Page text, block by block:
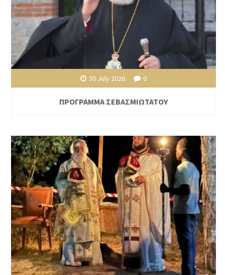
30 July 2026 0
ΠΡΟΓΡΑΜΜΑ ΣΕΒΑΣΜΙΩΤΑΤΟΥ